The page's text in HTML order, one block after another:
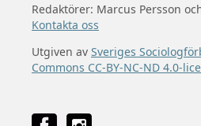
Redaktörer: Marcus Persson
Kontakta oss
Utgiven av Sveriges
Commons CC-BY-NC-ND 4.0-